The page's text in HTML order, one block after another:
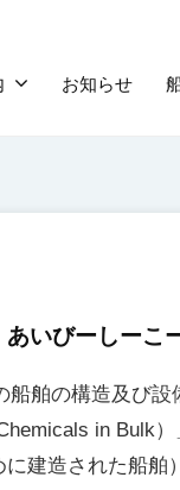
お知らせ
いびーしーこ
舶の構造及び
in Bulk
建造された船舶